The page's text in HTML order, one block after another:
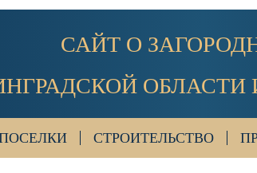
САЙТ О
ОБЛАСТИ
СТРОИТЕЛЬСТВО